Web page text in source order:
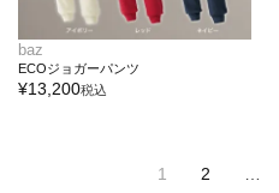
baz
ECOジョガーパンツ
¥13,200税込
1 2